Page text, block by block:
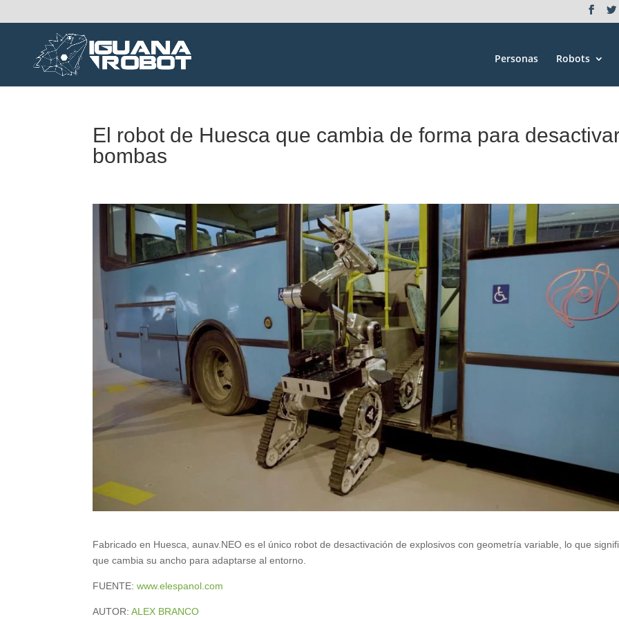
Personas Robots
El robot de Huesca que cambia de forma para
bombas
Fabricado en Huesca, aunav.NEO es el único robot de desactivación de explosivos con geometría variable, lo que
que cambia su ancho para adaptarse al entorno.
FUENTE:www.elespanol.com
AUTOR:ALEX BRANCO